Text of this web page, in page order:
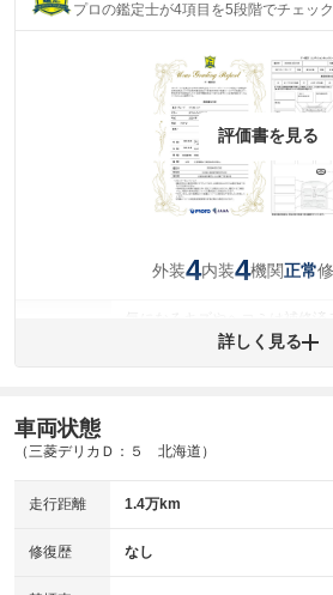
プロの鑑定士が4項目を5段階でチェック
評価書を見る
外装4内装4機関正常
コミが残っています。
(内装状態)
機関 主要機関に不具合はありません。
修復歴 詳細は鑑定書をご確認ください。
※グー鑑定は保証サービスではございません。
詳しく見る
車両状態
（三菱デリカＤ：５ 北海道）
走行距離 1.4万km
修復歴 なし